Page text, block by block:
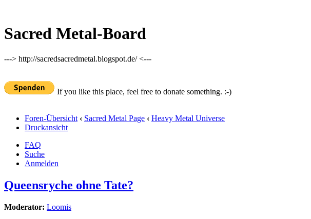
Sacred Metal-Board
---> http://sacredsacredmetal.blogspot.de/ <---
If you like this place, feel free to donate something. :-)
Foren-Übersicht ‹ Sacred Metal Page ‹ Heavy Metal Universe
Druckansicht
FAQ
Suche
Anmelden
Queensryche ohne Tate?
Moderator: Loomis